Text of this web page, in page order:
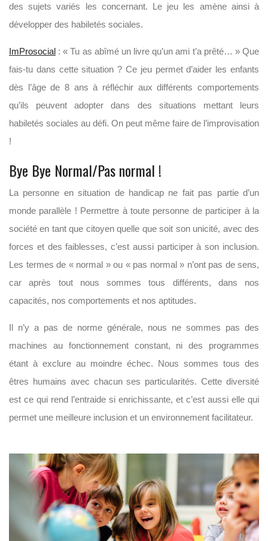
des sujets variés les concernant. Le jeu les amène ainsi à
développer des habiletés sociales.
ImProsocial : « Tu as abîmé un livre qu’un ami t’a prêté… » Que
fais-tu dans cette situation ? Ce jeu permet d’aider les enfants
dès l’âge de 8 ans à réfléchir aux différents comportements
qu’ils peuvent adopter dans des situations mettant leurs
habiletés sociales au défi. On peut même faire de l’improvisation
!
Bye Bye Normal/Pas normal !
La personne en situation de handicap ne fait pas partie d’un
monde parallèle ! Permettre à toute personne de participer à la
société en tant que citoyen quelle que soit son unicité, avec des
forces et des faiblesses, c’est aussi participer à son inclusion.
Les termes de « normal » ou « pas normal » n’ont pas de sens,
car après tout nous sommes tous différents, dans nos
capacités, nos comportements et nos aptitudes.
Il n’y a pas de norme générale, nous ne sommes pas des
machines au fonctionnement constant, ni des programmes
étant à exclure au moindre échec. Nous sommes tous des
êtres humains avec chacun ses particularités. Cette diversité
est ce qui rend l’entraide si enrichissante, et c’est aussi elle qui
permet une meilleure inclusion et un environnement facilitateur.